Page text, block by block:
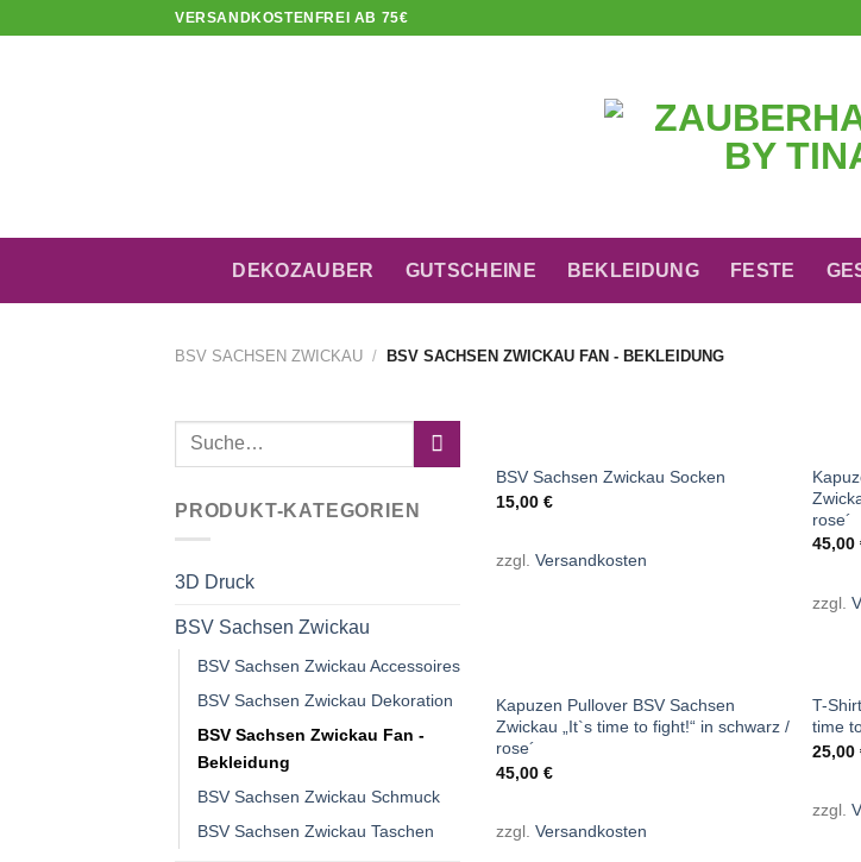
VERSANDKOSTENFREI AB 75€
DEKOZAUBER GUTSCHEINE BEKLEIDUNG FESTE
BSV SACHSEN ZWICKAU / BSV SACHSEN ZWICKAU FAN - BEKLEIDUNG
Suche
PRODUKT-KATEGORIEN
3D Druck
BSV Sachsen Zwickau
BSV Sachsen Zwickau Accessoires
BSV Sachsen Zwickau Dekoration
BSV Sachsen Zwickau Fan -
Bekleidung
BSV Sachsen Zwickau Schmuck
BSV Sachsen Zwickau Taschen
BSV Sachsen Zwickau Socken
15,00 €
zzgl. Versandkosten
rose´
45,00
zzgl.
Kapuzen Pullover BSV Sachsen
Zwickau „It`s time to fight!“ in schwarz /
rose´
45,00 €
zzgl. Versandkosten
T-
time
25,00
zzgl.